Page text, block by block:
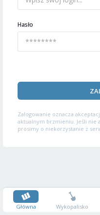
Hasło
Zalogowanie oznacza
aktualnym brzmieniu. Jeśli nie
prosimy o niekorzystanie z
Główna Wykopalisko